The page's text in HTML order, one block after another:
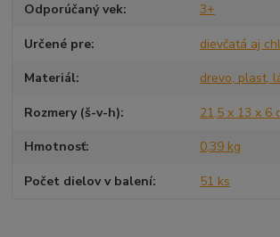
Odporúčaný vek 3+
Určené pre dievčatá aj
Materiál drevo, plast,
Rozmery (š-v-h) 21,5 x 13 x 6
Hmotnosť 0,39 kg
Počet dielov v balení 51 ks